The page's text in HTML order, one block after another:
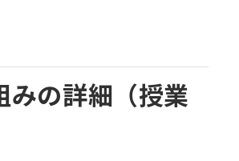
みの詳細（授業